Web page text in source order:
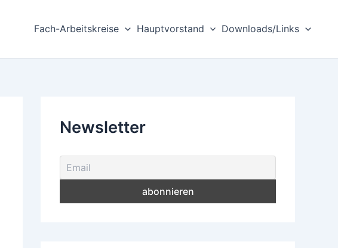
Fach-Arbeitskreise Hauptvorstand Downloads/Links
Newsletter